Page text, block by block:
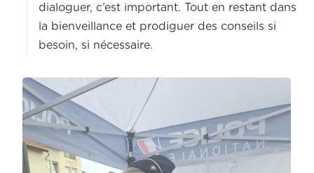
dialoguer, c’est important. Tout en restant dans
la bienveillance et prodiguer des conseils si
besoin, si nécessaire.